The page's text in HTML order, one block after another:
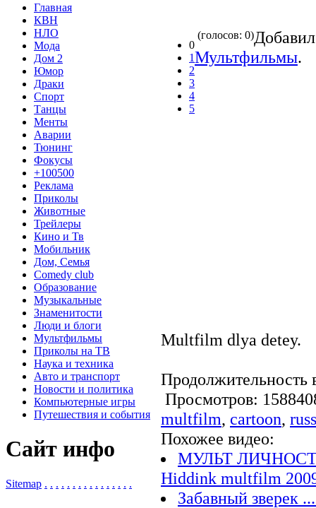
Главная
КВН
НЛО
Мода
Дом 2
Юмор
Драки
Спорт
Танцы
Менты
Аварии
Тюнинг
Фокусы
+100500
Реклама
Приколы
Животные
Трейлеры
Кино и Тв
Мобильник
Дом, Семья
Comedy club
Образование
Музыкальные
Знаменитости
Люди и блоги
Мультфильмы
Приколы на ТВ
Наука и техника
Авто и транспорт
Новости и политика
Компьютерные игры
Путешествия и события
Сайт инфо
Sitemap . . . . . . . . . . . . . . . .
0
1
2
3
4
5
(голосов: 0)
Мультфильмы.
Multfilm dlya detey.
Продолжительность
Просмотров:
multfilm, cartoon,
Похожее видео:
МУЛЬТ ЛИЧНОСТИ
Hiddink multfilm
Забавный зверек